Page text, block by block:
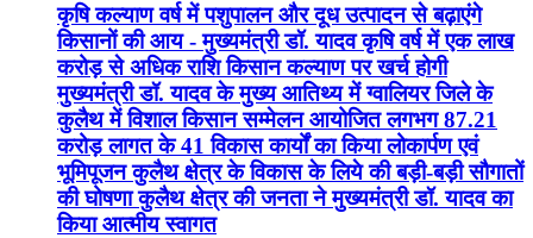
कृषि कल्याण वर्ष में पशुपालन और दूध उत्पादन से बढ़ाएंगे
किसानों की आय - मुख्यमंत्री डॉ. यादव कृषि वर्ष में एक लाख
करोड़ से अधिक राशि किसान कल्याण पर खर्च होगी
मुख्यमंत्री डॉ. यादव के मुख्य आतिथ्य में ग्वालियर जिले के
कुलैथ में विशाल किसान सम्मेलन आयोजित लगभग 87.21
करोड़ लागत के 41 विकास कार्यों का किया लोकार्पण एवं
भूमिपूजन कुलैथ क्षेत्र के विकास के लिये की बड़ी-बड़ी सौगातों
की घोषणा कुलैथ क्षेत्र की जनता ने मुख्यमंत्री डॉ. यादव का
किया आत्मीय स्वागत